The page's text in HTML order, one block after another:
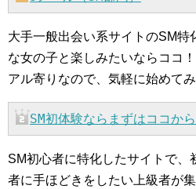
大手一般出会い系サイトのSM特
な女の子と楽しみたいならココ
アル寄りなので、気軽に始めて
SM初体験ならまずはココか
SM初心者に特化したサイトで、
者に手ほどきをしたい上級者が